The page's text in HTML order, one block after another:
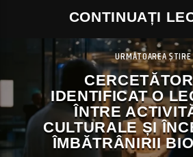
CONTINUAȚI
URMĂTOAREA ȘTIRE
IDENTIFICAT O
ÎNTRE
CULTURALE ȘI
ÎMBĂTRÂNIRII